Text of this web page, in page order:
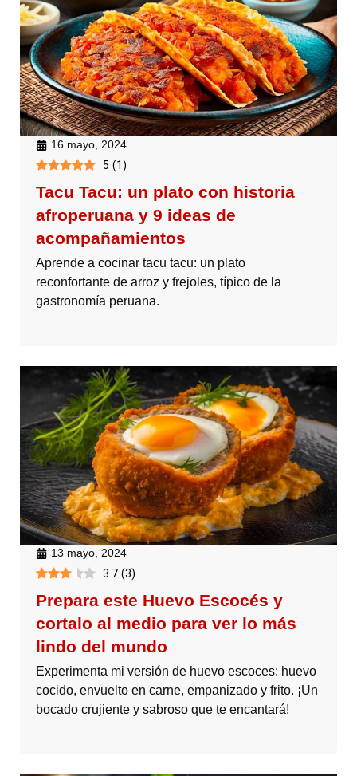
16 mayo, 2024
5 (1)
Tacu Tacu: un plato con historia
afroperuana y 9 ideas de
acompañamientos
Aprende a cocinar tacu tacu: un plato
reconfortante de arroz y frejoles, típico de la
gastronomía peruana.
13 mayo, 2024
3.7 (3)
Prepara este Huevo Escocés y
cortalo al medio para ver lo más
lindo del mundo
Experimenta mi versión de huevo escoces: huevo
cocido, envuelto en carne, empanizado y frito. ¡Un
bocado crujiente y sabroso que te encantará!